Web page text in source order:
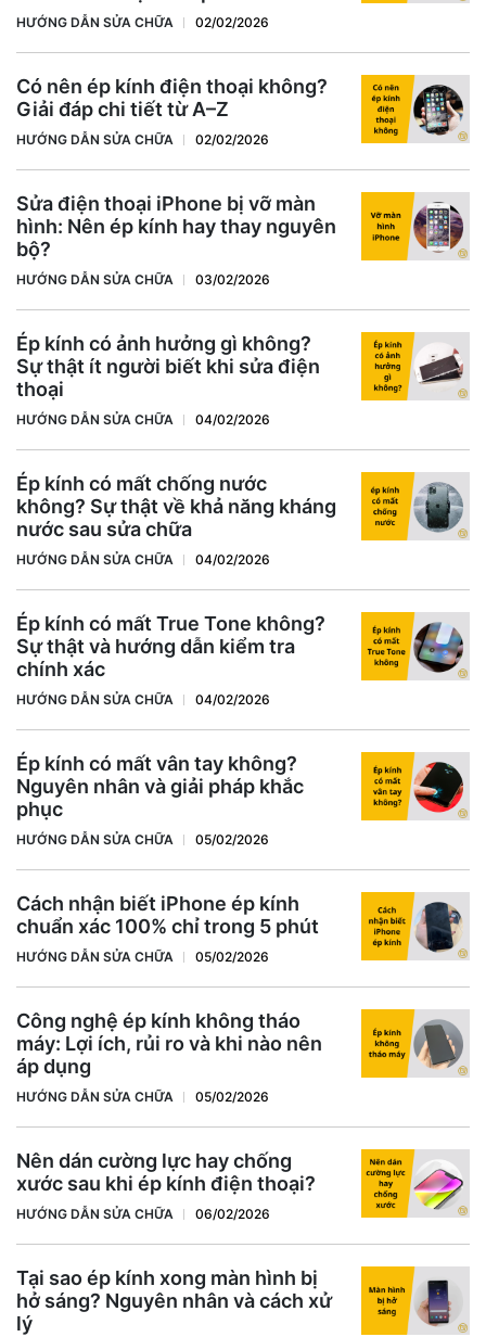
HƯỚNG DẪN SỬA CHỮA 02/02/2026
Có nên ép kính điện thoại không?
Giải đáp chi tiết từ A–Z
HƯỚNG DẪN SỬA CHỮA 02/02/2026
Sửa điện thoại iPhone bị vỡ màn
hình: Nên ép kính hay thay nguyên
bộ?
HƯỚNG DẪN SỬA CHỮA 03/02/2026
Ép kính có ảnh hưởng gì không?
Sự thật ít người biết khi sửa điện
thoại
HƯỚNG DẪN SỬA CHỮA 04/02/2026
Ép kính có mất chống nước
không? Sự thật về khả năng kháng
nước sau sửa chữa
HƯỚNG DẪN SỬA CHỮA 04/02/2026
Ép kính có mất True Tone không?
Sự thật và hướng dẫn kiểm tra
chính xác
HƯỚNG DẪN SỬA CHỮA 04/02/2026
Ép kính có mất vân tay không?
Nguyên nhân và giải pháp khắc
phục
HƯỚNG DẪN SỬA CHỮA 05/02/2026
Cách nhận biết iPhone ép kính
chuẩn xác 100% chỉ trong 5 phút
HƯỚNG DẪN SỬA CHỮA 05/02/2026
Công nghệ ép kính không tháo
máy: Lợi ích, rủi ro và khi nào nên
áp dụng
HƯỚNG DẪN SỬA CHỮA 05/02/2026
Nên dán cường lực hay chống
xước sau khi ép kính điện thoại?
HƯỚNG DẪN SỬA CHỮA 06/02/2026
Tại sao ép kính xong màn hình bị
hở sáng? Nguyên nhân và cách xử
lý